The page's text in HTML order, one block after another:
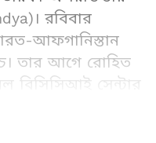
রবিবার
আফগানিস্তান
তার আগে রোহিত
বিসিসিআই সেন্টার